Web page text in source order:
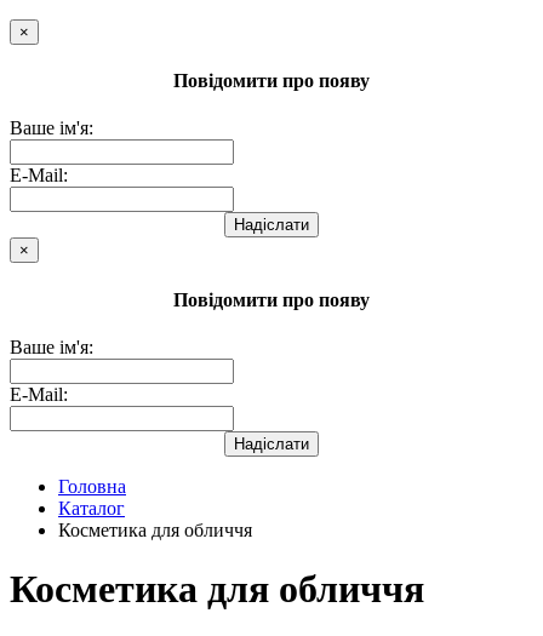
×
Повідомити про появу
Ваше ім'я:
E-Mail:
Надіслати
×
Повідомити про появу
Ваше ім'я:
E-Mail:
Надіслати
Головна
Каталог
Косметика для обличчя
Косметика для обличчя